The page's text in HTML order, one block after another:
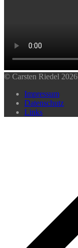
© Carsten Riedel 2026
Impressum
Datenschutz
Links